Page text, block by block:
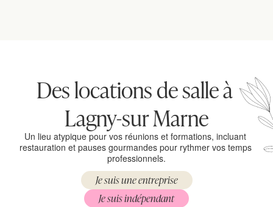
Des locations de salle à
Lagny-sur Marne
Un lieu atypique pour vos réunions et formations, incluant
restauration et pauses gourmandes pour rythmer vos temps
professionnels.
Je suis une entreprise
Je suis indépendant